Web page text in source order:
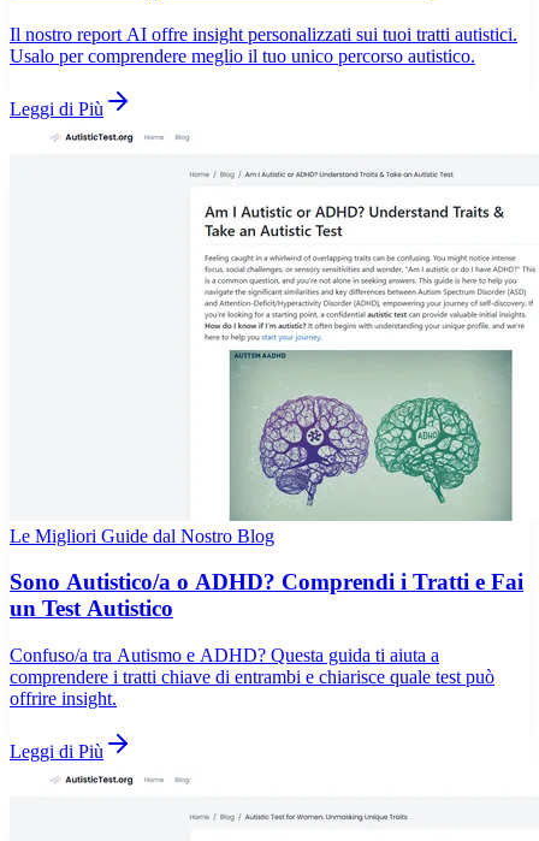
Il nostro report AI offre insight personalizzati sui tuoi tratti autistici.
Usalo per comprendere meglio il tuo unico percorso autistico.
Leggi di Più
Le Migliori Guide dal Nostro Blog
Sono Autistico/a o ADHD? Comprendi i Tratti e Fai
un Test Autistico
Confuso/a tra Autismo e ADHD? Questa guida ti aiuta a
comprendere i tratti chiave di entrambi e chiarisce quale test può
offrire insight.
Leggi di Più